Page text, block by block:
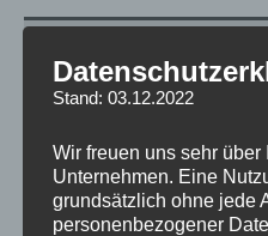
Produktsicherheit
Rezensionen (0)
Gewicht 0,1
Stand: 03.12.2022
Wir freuen uns sehr über
Unternehmen. Eine
grundsätzlich ohne jede
personenbezogener